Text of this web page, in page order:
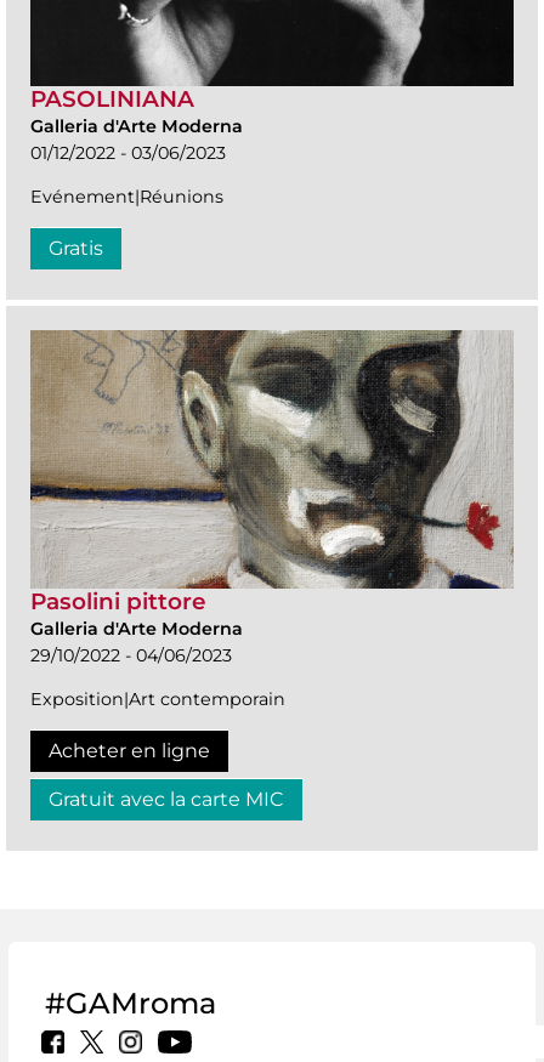
PASOLINIANA
Galleria d'Arte Moderna
01/12/2022 - 03/06/2023
Evénement|Réunions
Gratis
Pasolini pittore
Galleria d'Arte Moderna
29/10/2022 - 04/06/2023
Exposition|Art contemporain
Acheter en ligne
Gratuit avec la carte MIC
#GAMroma